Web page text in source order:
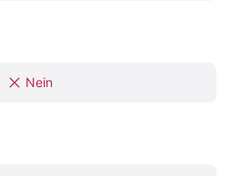
Nein